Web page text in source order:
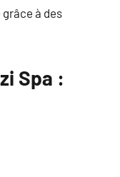
à des
Spa :